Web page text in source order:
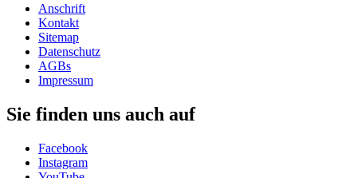
Anschrift
Kontakt
Sitemap
Datenschutz
AGBs
Impressum
Sie finden uns auch auf
Facebook
Instagram